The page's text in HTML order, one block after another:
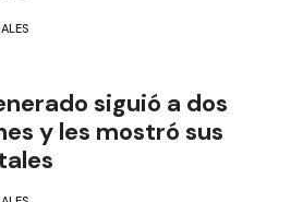
siguió a dos
y les mostró sus